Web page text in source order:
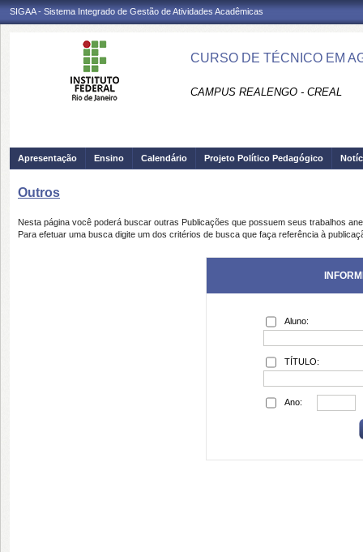
SIGAA - Sistema Integrado de Gestão de Atividades Acadêmicas
CURSO DE TÉCNICO EM
CAMPUS REALENGO - CREAL
Apresentação Ensino Calendário Projeto Político Pedagógico
Outros
Nesta página você poderá buscar outras Publicações que possuem seus trabalhos
Para efetuar uma busca digite um dos critérios de busca que faça referência à
Aluno:
TÍTULO:
Ano: